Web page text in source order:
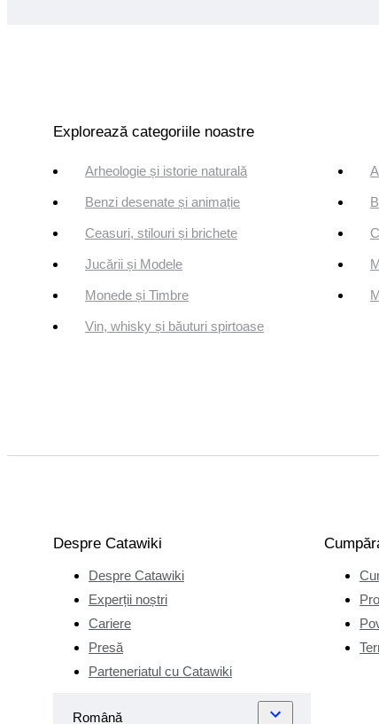
Explorează categoriile noastre
Arheologie și istorie naturală
Benzi desenate și animație
Ceasuri, stilouri și brichete
Jucării și Modele
Monede și Timbre
Vin, whisky și băuturi spirtoase
Despre Catawiki
Despre Catawiki
Experții noștri
Cariere
Presă
Parteneriatul cu Catawiki